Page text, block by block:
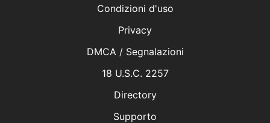
Condizioni d'uso
Privacy
DMCA / Segnalazioni
18 U.S.C. 2257
Directory
Supporto